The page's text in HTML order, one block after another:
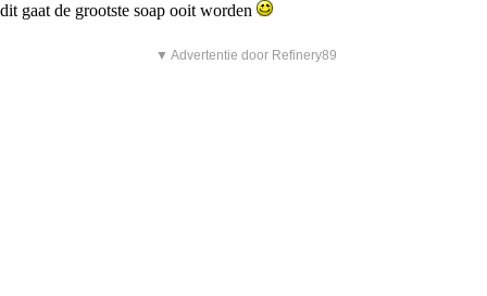
dit gaat de grootste soap ooit worden
▼ Advertentie door Refinery89